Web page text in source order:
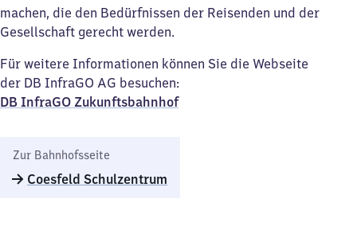
machen, die den Bedürfnissen der Reisenden und der
Gesellschaft gerecht werden.
Für weitere Informationen können Sie die Webseite
der DB InfraGO AG besuchen:
DB InfraGO Zukunftsbahnhof​
Zur Bahnhofsseite
Coesfeld Schulzentrum